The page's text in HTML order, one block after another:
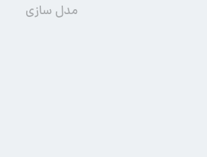
مدل سازی